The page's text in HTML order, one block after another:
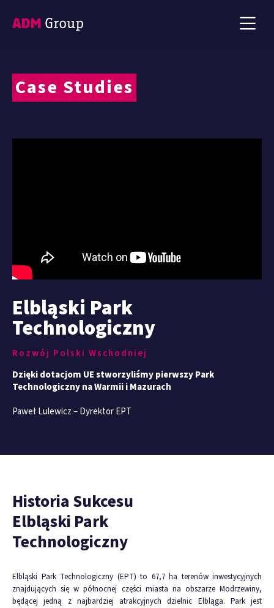
Case Studies
Elbląski Park
Technologiczny
Rozwój Polski Wschodniej
Dzięki dotacjom UE stworzyliśmy pierwszy Park
Technologiczny na Warmii i Mazurach
Paweł Lulewicz – Dyrektor EPT
Historia Sukcesu
Elbląski Park
Technologiczny
Elbląski Park Technologiczny (EPT) to 67,7 ha terenów inwestycyjnych
znajdujących się w północnej części miasta na obszarze Modrzewiny,
będącej jedną z najbardziej atrakcyjnych dzielnic Elbląga. Park jest